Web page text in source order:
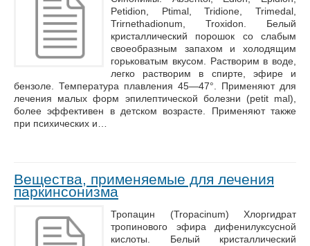
Petidion, Ptimal, Tridione, Trimedal,
Trirnethadionum, Troxidon. Белый
кристаллический порошок со слабым
своеобразным запахом и холодящим
горьковатым вкусом. Растворим в воде,
легко растворим в спирте, эфире и
бензоле. Температура плавления 45—47°. Применяют для
лечения малых форм эпилептической болезни (petit mal),
более эффективен в детском возрасте. Применяют также
при психических и…
Вещества, применяемые для лечения
паркинсонизма
Тропацин (Tropacinum) Хлоргидрат
тропинового эфира дифенилуксусной
кислоты. Белый кристаллический